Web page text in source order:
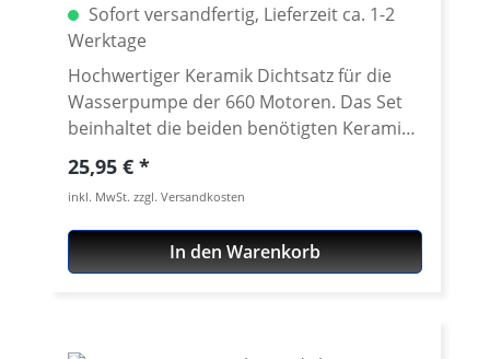
Sofort versandfertig, Lieferzeit ca. 1-2
Werktage
Hochwertiger Keramik Dichtsatz für die
Wasserpumpe der 660 Motoren. Das Set
beinhaltet die beiden benötigten Keramik-
Gummi bzw. Gummi-Metall Dichtungen.
Erstausrüster Qualität! Lager und
Dichtungen für die Wasserpumpe siehe
Zubehör Passend für z.B.: Yamaha XT-
660R 2004 - 2016 Yamaha XT-660X 2004 -
Regulärer Preis:
25,95 €
inkl. MwSt. zzgl. Versandkosten
In den Warenkorb